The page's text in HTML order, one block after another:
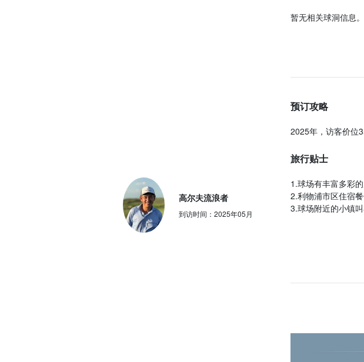
暂无相关球洞信息。
预订攻略
2025年，访客价位
旅行贴士
高尔夫流浪者
到访时间： 2025年05月
1.球场有丰富多彩
2.利物浦市区住宿
3.球场附近的小镇